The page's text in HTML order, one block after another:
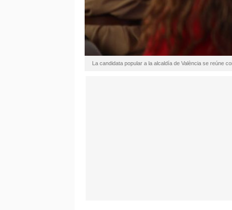
La candidata popular a la alcaldía de València se reúne